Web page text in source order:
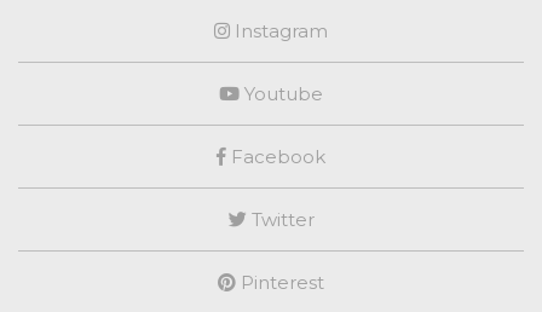
Instagram
Youtube
Facebook
Twitter
Pinterest